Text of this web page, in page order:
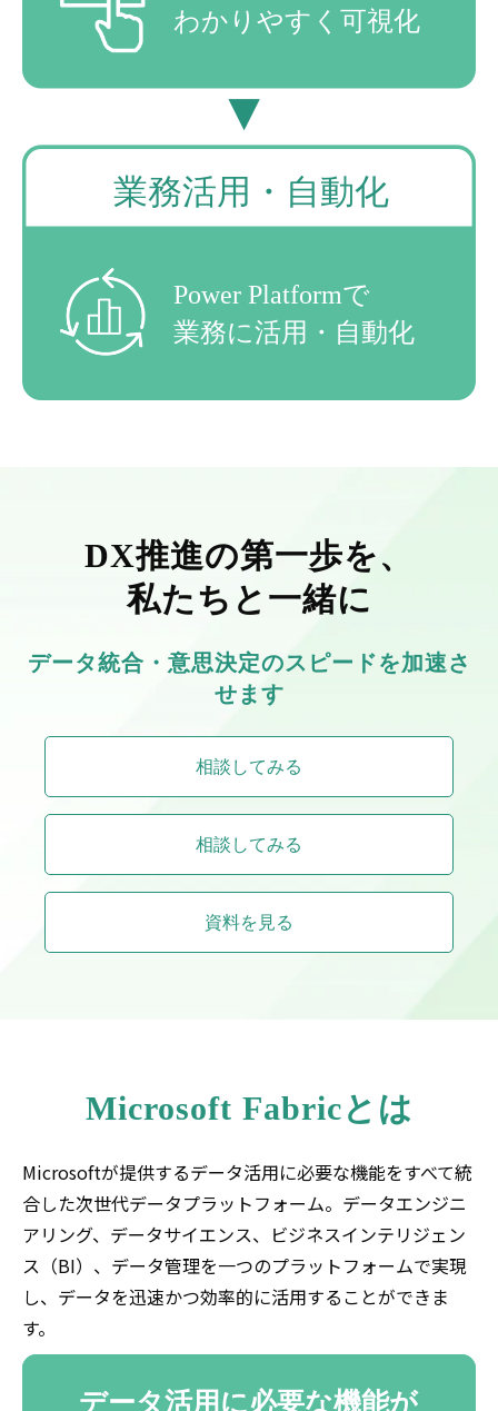
DX推進の第一歩を、
私たちと一緒に
データ統合・意思決定のスピードを加速さ
せます
相談してみる
相談してみる
資料を見る
Microsoft Fabricとは
Microsoftが提供するデータ活用に必要な機能をすべて統
合した次世代データプラットフォーム。データエンジニ
アリング、データサイエンス、ビジネスインテリジェン
ス（BI）、データ管理を一つのプラットフォームで実現
し、データを迅速かつ効率的に活用することができま
す。